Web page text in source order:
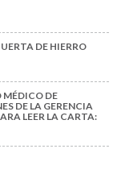
DE HIERRO
MÉDICO DE
DE LA GERENCIA
LEER LA CARTA: